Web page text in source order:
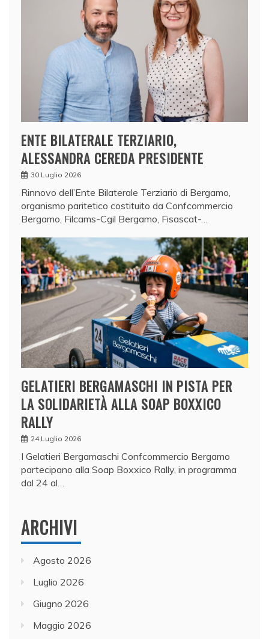
ENTE BILATERALE TERZIARIO,
ALESSANDRA CEREDA PRESIDENTE
30 Luglio 2026
Rinnovo dell’Ente Bilaterale Terziario di Bergamo,
organismo paritetico costituito da Confcommercio
Bergamo, Filcams-Cgil Bergamo, Fisascat-…
GELATIERI BERGAMASCHI IN PISTA PER
LA SOLIDARIETÀ ALLA SOAP BOXXICO
RALLY
24 Luglio 2026
I Gelatieri Bergamaschi Confcommercio Bergamo
partecipano alla Soap Boxxico Rally, in programma
dal 24 al…
ARCHIVI
Agosto 2026
Luglio 2026
Giugno 2026
Maggio 2026